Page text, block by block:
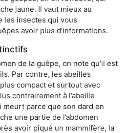
jaune. Il vaut mieux au
les insectes qui vous
avoir plus d’informations.
de la guêpe, on note qu’il est
Par contre, les abeilles
compact et surtout avec
contrairement à l’abeille
parce que son dard en
une partie de l’abdomen
avoir piqué un mammifère, la